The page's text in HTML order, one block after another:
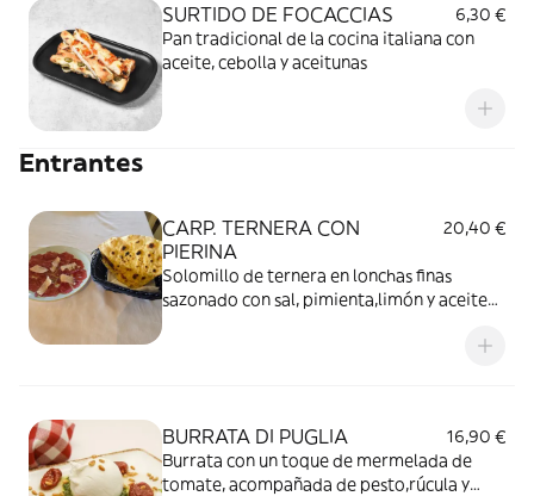
SURTIDO DE FOCACCIAS
6,30 €
Pan tradicional de la cocina italiana con
aceite, cebolla y aceitunas
Entrantes
CARP. TERNERA CON
PIERINA
20,40 €
Solomillo de ternera en lonchas finas
sazonado con sal, pimienta,limón y aceite
BURRATA DI PUGLIA
16,90 €
Burrata con un toque de mermelada de
tomate, acompañada de pesto,rúcula y